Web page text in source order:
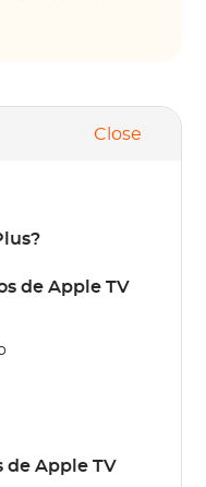
Close
de Apple TV
de Apple TV